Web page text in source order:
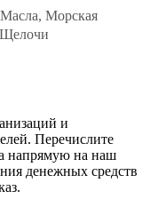
Морская
и
Перечислите
напрямую на наш
денежных средств